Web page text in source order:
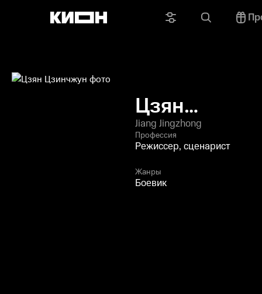
Цзян
Цзинчжун
Jiang Jingzhong
Профессия
Режиссер, сценарист
Жанры
Боевик